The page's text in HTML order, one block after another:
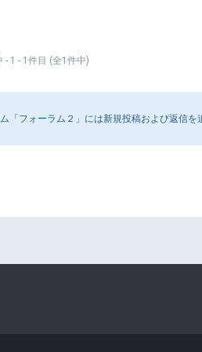
- 1 - 1件目 (全1件中)
「フォーラム２」には新規投稿および返信を